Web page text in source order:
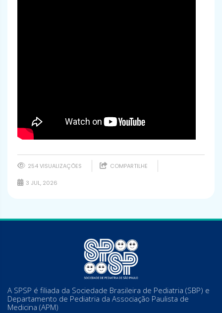
254 VISUALIZAÇÕES COMPARTILHE
3 JUL, 2026
A SPSP é filiada da Sociedade Brasileira de Pediatria (SBP) e
Departamento de Pediatria da Associação Paulista de
Medicina (APM)